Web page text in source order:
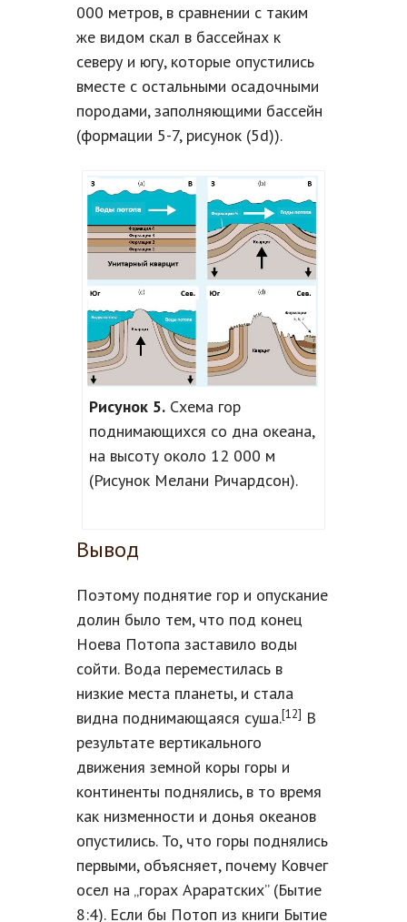
000 метров, в сравнении с таким
же видом скал в бассейнах к
северу и югу, которые опустились
вместе с остальными осадочными
породами, заполняющими бассейн
(формации 5-7, рисунок (5d)).
Рисунок 5.Схема гор
поднимающихся со дна океана,
на высоту около 12 000 м
(Рисунок Мелани Ричардсон).
Вывод
Поэтому поднятие гор и опускание
долин было тем, что под конец
Ноева Потопа заставило воды
сойти. Вода переместилась в
низкие места планеты, и стала
видна поднимающаяся суша.[12] В
результате вертикального
движения земной коры горы и
континенты поднялись, в то время
как низменности и донья океанов
опустились. То, что горы поднялись
первыми, объясняет, почему Ковчег
осел на „горах Араратских” (Бытие
8:4). Если бы Потоп из книги Бытие